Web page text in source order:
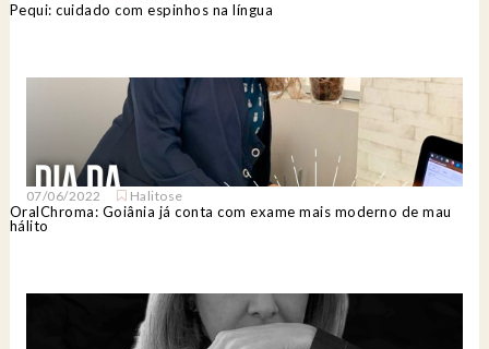
Pequi: cuidado com espinhos na língua
07/06/2022 Halitose
OralChroma: Goiânia já conta com exame mais moderno de mau
hálito